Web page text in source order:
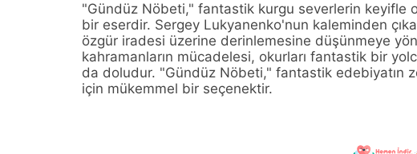
"Gündüz Nöbeti," fantastik kurgu severlerin keyifle
bir eserdir. Sergey Lukyanenko'nun kaleminden
özgür iradesi üzerine derinlemesine düşünmeye
kahramanların mücadelesi, okurları fantastik bir
da doludur. "Gündüz Nöbeti," fantastik edebiyatın
için mükemmel bir seçenektir.